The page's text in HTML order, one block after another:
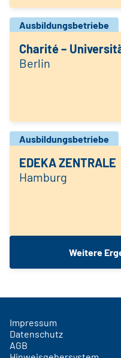
Ausbildungsbetriebe
Charité –
Berlin
Ausbildungsbetriebe
EDEKA ZENTRALE
Hamburg
Weitere
Impressum
Datenschutz
AGB